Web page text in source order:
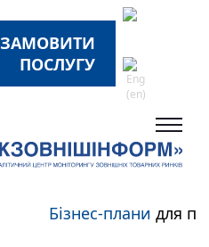
ЗАМОВИТИ
ПОСЛУГУ
Бізнес-планидля